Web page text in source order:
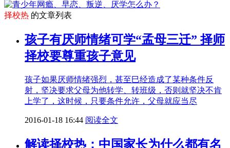
择校热 的文章列表
孩子有厌师情绪可学“孟母三迁” 择师
择校要尊重孩子意见
孩子如果厌师情绪强烈，甚至巳经造成了某种条件反
射，坚决要求父母为他转学、转班级，否则就坚决不肯
上学了，这时候，只要条件允许，父母就应当尽
2016-01-18 16:44 阅读全文
解读择校热：中国家长为什么都有名